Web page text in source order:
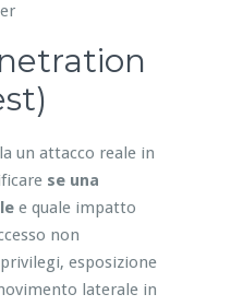
un attacco reale in
se una
e quale impatto
non
esposizione
laterale in